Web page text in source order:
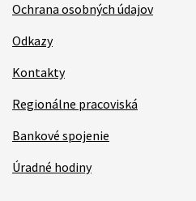
Ochrana osobných údajov
Odkazy
Kontakty
Regionálne pracoviská
Bankové spojenie
Úradné hodiny